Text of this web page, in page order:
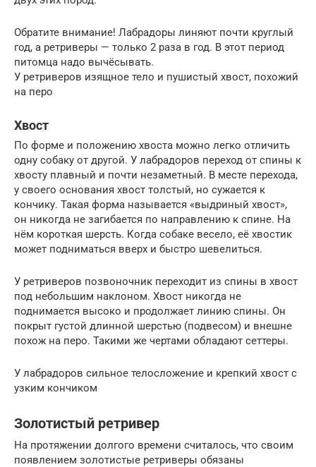
Обратите внимание! Лабрадоры линяют почти круглый
год, а ретриверы — только 2 раза в год. В этот период
питомца надо вычёсывать.
У ретриверов изящное тело и пушистый хвост, похожий
на перо
Хвост
По форме и положению хвоста можно легко отличить
одну собаку от другой. У лабрадоров переход от спины к
хвосту плавный и почти незаметный. В месте перехода,
у своего основания хвост толстый, но сужается к
кончику. Такая форма называется «выдриный хвост»,
он никогда не загибается по направлению к спине. На
нём короткая шерсть. Когда собаке весело, её хвостик
может подниматься вверх и быстро шевелиться.
У ретриверов позвоночник переходит из спины в хвост
под небольшим наклоном. Хвост никогда не
поднимается высоко и продолжает линию спины. Он
покрыт густой длинной шерстью (подвесом) и внешне
похож на перо. Такими же чертами обладают сеттеры.
У лабрадоров сильное телосложение и крепкий хвост с
узким кончиком
Золотистый ретривер
На протяжении долгого времени считалось, что своим
появлением золотистые ретриверы обязаны